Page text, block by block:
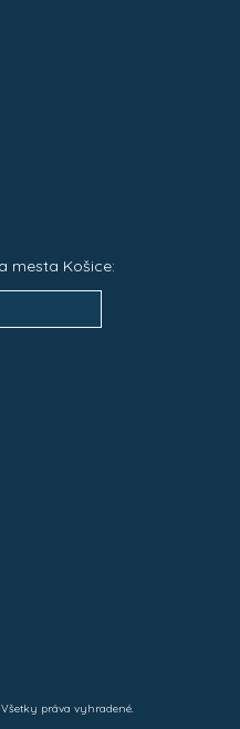
mesta Košice:
práva vyhradené.